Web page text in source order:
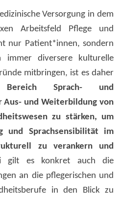
Versorgung in dem
Arbeitsfeld Pflege und
nur Patient*innen, sondern
immer diversere kulturelle
mitbringen, ist es daher
Sprach- und
und Weiterbildung von
zu stärken, um
und Sprachsensibilität im
zu verankern und
gilt es konkret auch die
an die pflegerischen und
in den Blick zu